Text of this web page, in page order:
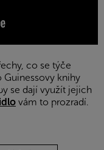
co se týče
Guinessovy knihy
se dají využít jejich
vám to prozradí.